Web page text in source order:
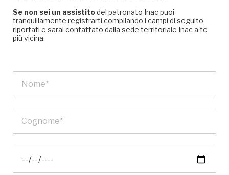
Se non sei un assistitodel patronato Inac puoi
tranquillamente registrarti compilando i campi di seguito
riportati e sarai contattato dalla sede territoriale Inac a te
più vicina.